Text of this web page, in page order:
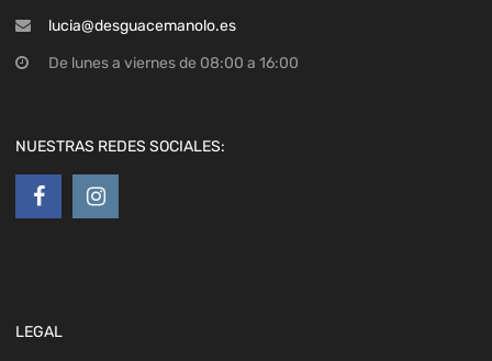
lucia@desguacemanolo.es
De lunes a viernes de 08:00 a 16:00
NUESTRAS REDES SOCIALES:
LEGAL